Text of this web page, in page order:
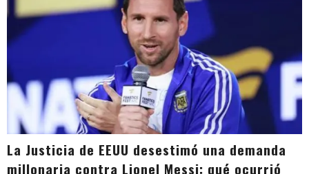
La Justicia de EEUU desestimó una demanda
millonaria contra Lionel Messi: qué ocurrió